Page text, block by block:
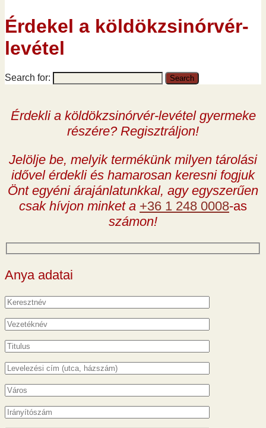
Érdekel a köldökzsinórvér-
levétel
Search for:
Érdekli a köldökzsinórvér-levétel gyermeke
részére? Regisztráljon!
Jelölje be, melyik termékünk milyen tárolási
idővel érdekli és hamarosan keresni fogjuk
Önt egyéni árajánlatunkkal, agy egyszerűen
csak hívjon minket a +36 1 248 0008-as
számon!
Anya adatai